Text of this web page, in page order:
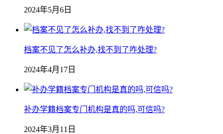
2024年5月6日
档案不见了怎么补办,找不到了咋处理?
2024年4月17日
补办学籍档案专门机构是真的吗,可信吗?
2024年3月11日